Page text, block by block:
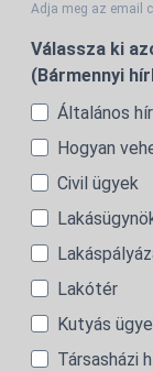
Adja meg az email
Válassza ki
(Bármennyi
Általános
Hogyan
Civil ügyek
Lakótér
Kutyás
Társasházi